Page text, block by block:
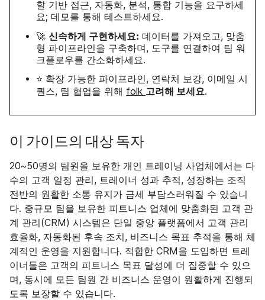
할 기반 접근, 자동화, 분석, 통합 기능을 요구하세
요; 데모를 통해 테스트하세요.
🚀 신속하게 구현하세요: 데이터를 가져오고, 맞춤
형 파이프라인을 구축하며, 도구를 연결하여 팀 워
크플로우를 간소화하세요.
⭐ 확장 가능한 파이프라인, 연락처 보강, 이메일 시
퀀스, 팀 협업을 위해 folk 고려해 보세요.
이 가이드의 대상 독자
20~50명의 팀원을 보유한 개인 트레이닝 사업체에서는 다
수의 고객 일정 관리, 트레이너 성과 추적, 성장하는 조직
전반의 원활한 소통 유지가 금세 부담스러워질 수 있습니
다. 중규모 팀을 보유한 피트니스 업체에 맞춤화된 고객 관
계 관리(CRM) 시스템은 단일 중앙 플랫폼에서 고객 관리
효율화, 자동화된 후속 조치, 비즈니스 목표 추적을 통해 체
계적인 운영을 지원합니다. 적합한 CRM을 도입하면 트레
이너들은 고객의 피트니스 목표 달성에 더 집중할 수 있으
며, 동시에 모든 팀원 간 비즈니스 운영이 원활하게 진행되
도록 보장할 수 있습니다.